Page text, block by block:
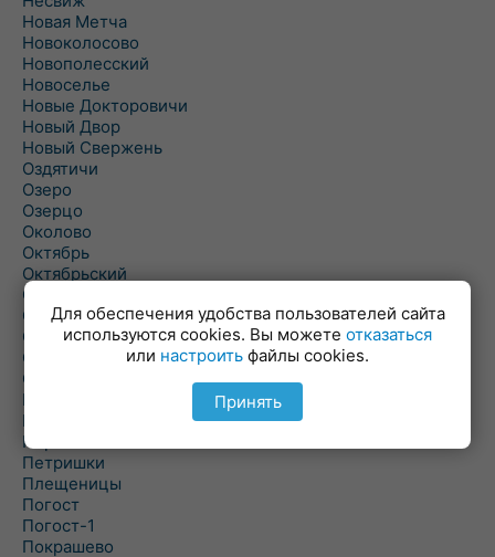
Новая Метча
Новоколосово
Новополесский
Новоселье
Новые Докторовичи
Новый Двор
Новый Свержень
Оздятичи
Озеро
Озерцо
Околово
Октябрь
Октябрьский
Олехновичи
Омговичи
Оношки
Осовец
Острошицкий Городок
Пасека
Пастовичи
Першаи
Петришки
Плещеницы
Погост
Погост-1
Покрашево
Для обеспечения удобства пользователей сайта
используются cookies. Вы можете отказаться
или настроить файлы cookies.
Принять